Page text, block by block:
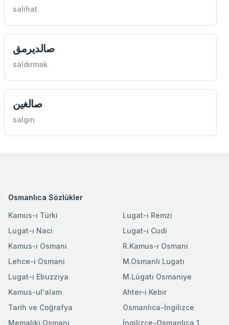
salihat
صالدیرمق
saldırmak
صالغين
salgın
Osmanlıca Sözlükler
Kamus-ı Türki
Lugat-ı Naci
Kamus-ı Osmani
Lehce-i Osmani
Lugat-ı Ebuzziya
Lugat-ı Remzi
Lugat-ı Cudi
R.Kamus-ı Osmani
M.Osmanlı Lugatı
M.Lügatı Osmaniye
Kamus-ul'alam
Tarih ve Coğrafya
Memaliki Osmani
Ahter-i Kebir
Osmanlıca-İngilizce
İngilizce-Osmanlıca 1